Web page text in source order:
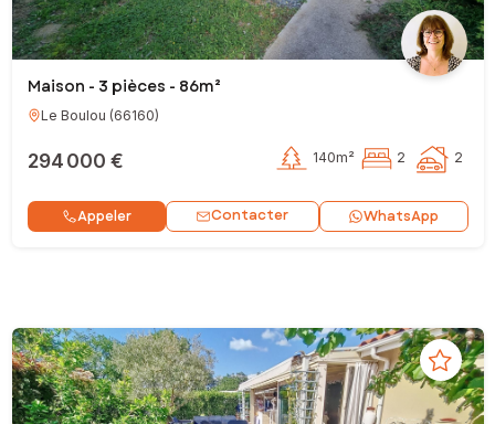
Maison - 3 pièces - 86m²
Le Boulou (66160)
294 000 € 140m² 2 2
Appeler Contacter WhatsApp